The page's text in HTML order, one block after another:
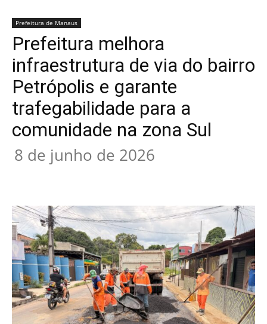
Prefeitura de Manaus
Prefeitura melhora
infraestrutura de via do bairro
Petrópolis e garante
trafegabilidade para a
comunidade na zona Sul
8 de junho de 2026